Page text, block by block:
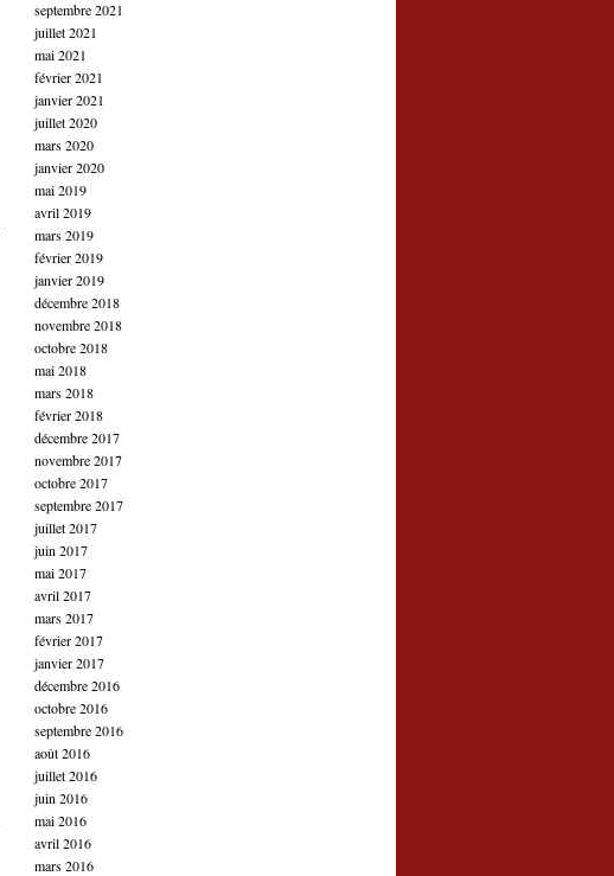
septembre 2021
juillet 2021
mai 2021
février 2021
janvier 2021
juillet 2020
mars 2020
janvier 2020
mai 2019
avril 2019
mars 2019
février 2019
janvier 2019
décembre 2018
novembre 2018
octobre 2018
mai 2018
mars 2018
février 2018
décembre 2017
novembre 2017
octobre 2017
septembre 2017
juillet 2017
juin 2017
mai 2017
avril 2017
mars 2017
février 2017
janvier 2017
décembre 2016
octobre 2016
septembre 2016
août 2016
juillet 2016
juin 2016
mai 2016
avril 2016
mars 2016